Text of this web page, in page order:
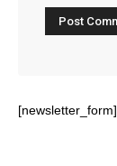
[newsletter_form]